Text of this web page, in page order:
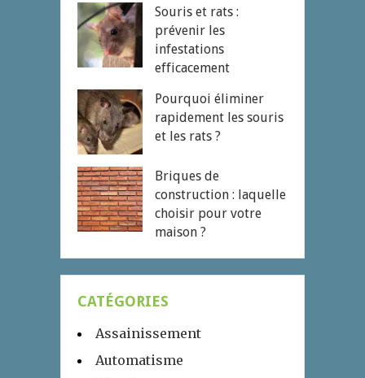
Souris et rats :
prévenir les
infestations
efficacement
Pourquoi éliminer
rapidement les souris
et les rats ?
Briques de
construction : laquelle
choisir pour votre
maison ?
CATÉGORIES
Assainissement
Automatisme